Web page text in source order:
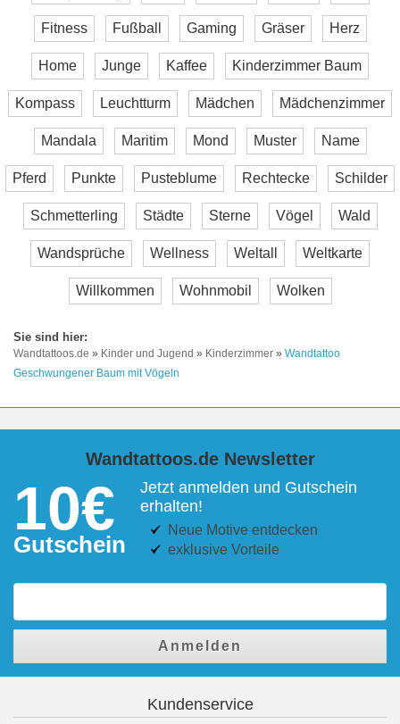
Fitness Fußball Gaming Gräser Herz
Home Junge Kaffee Kinderzimmer Baum
Kompass Leuchtturm Mädchen Mädchenzimmer
Mandala Maritim Mond Muster Name
Pferd Punkte Pusteblume Rechtecke Schilder
Schmetterling Städte Sterne Vögel Wald
Wandsprüche Wellness Weltall Weltkarte
Willkommen Wohnmobil Wolken
Wandtattoos.de » Kinder und Jugend » Kinderzimmer » Wandtattoo
Geschwungener Baum mit Vögeln
Wandtattoos.de Newsletter
10€
Gutschein
Jetzt anmelden und Gutschein
erhalten!
Neue Motive entdecken
exklusive Vorteile
Anmelden
Kundenservice